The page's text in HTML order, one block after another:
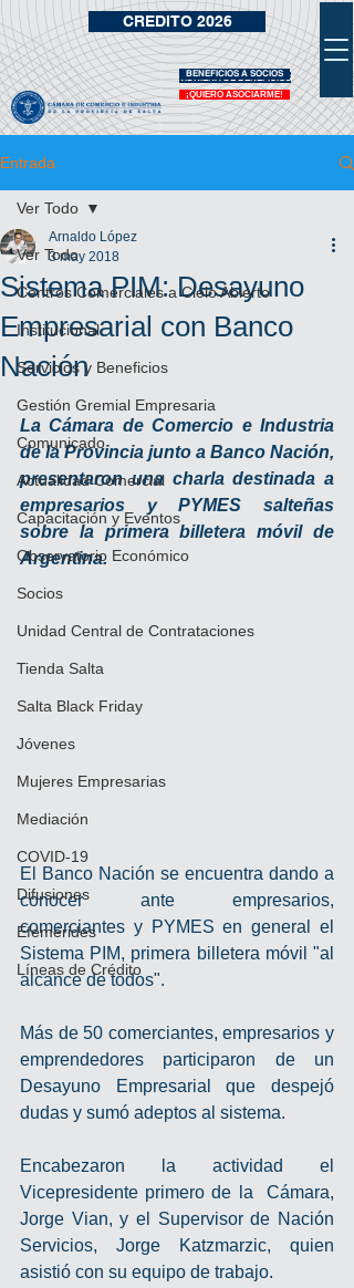
¡QUIERO ASOCIARME!
VIDRIERA DE BENEFICIOS
BENEFICIOS A SOCIOS
CREDITO 2026
Entrada
Ver Todo
Centros Comerciales a Cielo Abierto
Institucional
Servicios y Beneficios
Gestión Gremial Empresaria
Comunicado
Actualidad Comercial
Capacitación y Eventos
Observatorio Económico
Socios
Unidad Central de Contrataciones
Tienda Salta
Salta Black Friday
Jóvenes
Mujeres Empresarias
Mediación
COVID-19
Difusiones
Efemérides
Líneas de Crédito
Ver Todo
Sistema PIM: Desayuno
Empresarial con Banco
Nación
Arnaldo López
3 may 2018
La Cámara de Comercio e Industria
de la Provincia junto a Banco Nación,
presentaron una charla destinada a
empresarios y PYMES salteñas
sobre la primera billetera móvil de
Argentina.
El Banco Nación se encuentra dando a
conocer ante empresarios,
comerciantes y PYMES en general el
Sistema PIM, primera billetera móvil "al
alcance de todos".
Más de 50 comerciantes, empresarios y
emprendedores participaron de un
Desayuno Empresarial que despejó
dudas y sumó adeptos al sistema.
Encabezaron la actividad el
Vicepresidente primero de la  Cámara,
Jorge Vian, y el Supervisor de Nación
Servicios, Jorge Katzmarzic, quien
asistió con su equipo de trabajo.